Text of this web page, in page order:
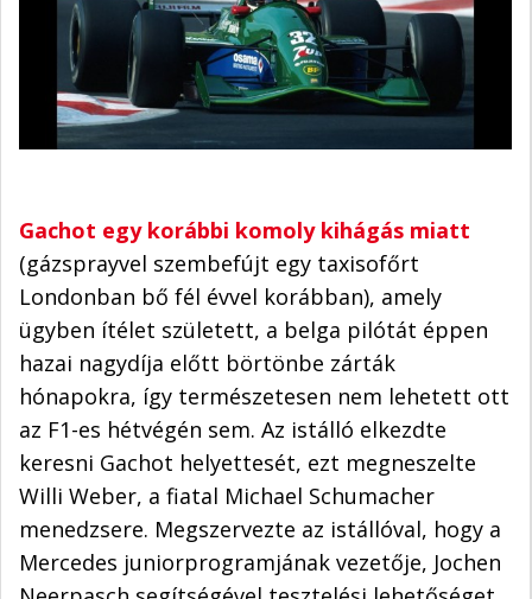
Gachot egy korábbi komoly kihágás miatt
(gázsprayvel szembefújt egy taxisofőrt
Londonban bő fél évvel korábban), amely
ügyben ítélet született, a belga pilótát éppen
hazai nagydíja előtt börtönbe zárták
hónapokra, így természetesen nem lehetett ott
az F1-es hétvégén sem. Az istálló elkezdte
keresni Gachot helyettesét, ezt megneszelte
Willi Weber, a fiatal Michael Schumacher
menedzsere. Megszervezte az istállóval, hogy a
Mercedes juniorprogramjának vezetője, Jochen